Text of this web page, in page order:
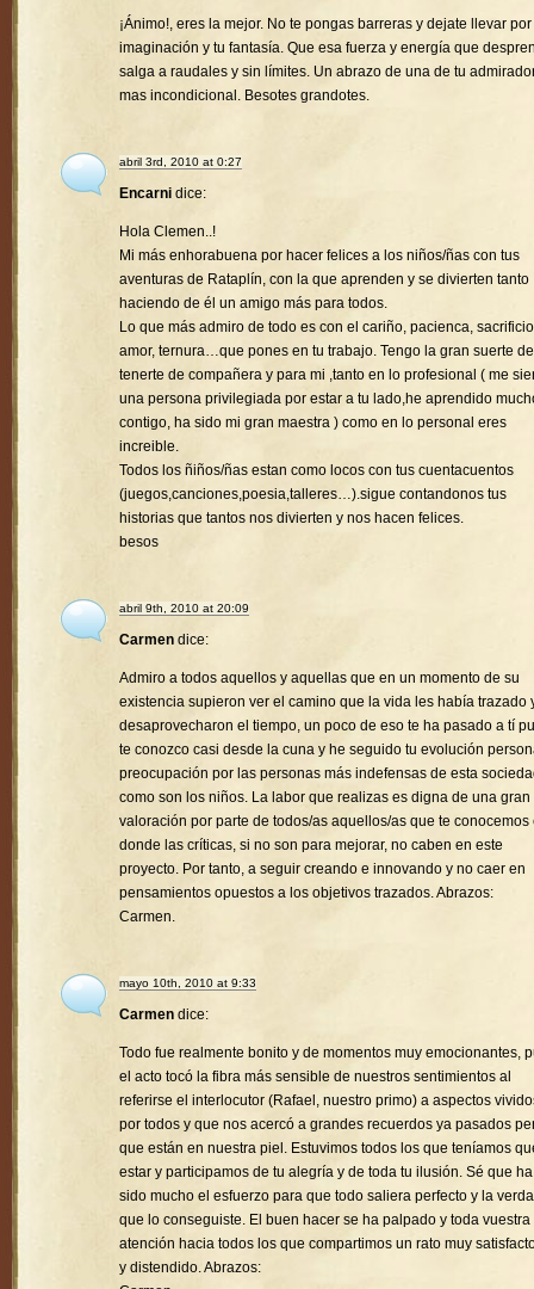
¡Ánimo!, eres la mejor. No te pongas barreras y dejate llevar por
imaginación y tu fantasía. Que esa fuerza y energía que
salga a raudales y sin límites. Un abrazo de una de tu
mas incondicional. Besotes grandotes.
abril 3rd, 2010 at 0:27
Encarni dice:
Hola Clemen..!
Mi más enhorabuena por hacer felices a los niños/ñas con tus
aventuras de Rataplín, con la que aprenden y se divierten tanto
haciendo de él un amigo más para todos.
Lo que más admiro de todo es con el cariño, pacienca,
amor, ternura…que pones en tu trabajo. Tengo la gran suerte de
tenerte de compañera y para mi ,tanto en lo profesional ( me
una persona privilegiada por estar a tu lado,he aprendido
contigo, ha sido mi gran maestra ) como en lo personal eres
increible.
Todos los ñiños/ñas estan como locos con tus cuentacuentos
(juegos,canciones,poesia,talleres…).sigue contandonos tus
historias que tantos nos divierten y nos hacen felices.
besos
abril 9th, 2010 at 20:09
Carmen dice:
Admiro a todos aquellos y aquellas que en un momento de su
existencia supieron ver el camino que la vida les había trazado
desaprovecharon el tiempo, un poco de eso te ha pasado a tí
te conozco casi desde la cuna y he seguido tu evolución
preocupación por las personas más indefensas de esta
como son los niños. La labor que realizas es digna de una gran
valoración por parte de todos/as aquellos/as que te conocemos
donde las críticas, si no son para mejorar, no caben en este
proyecto. Por tanto, a seguir creando e innovando y no caer en
pensamientos opuestos a los objetivos trazados. Abrazos:
Carmen.
mayo 10th, 2010 at 9:33
Carmen dice:
Todo fue realmente bonito y de momentos muy emocionantes,
el acto tocó la fibra más sensible de nuestros sentimientos al
referirse el interlocutor (Rafael, nuestro primo) a aspectos
por todos y que nos acercó a grandes recuerdos ya pasados
que están en nuestra piel. Estuvimos todos los que teníamos
estar y participamos de tu alegría y de toda tu ilusión. Sé que ha
sido mucho el esfuerzo para que todo saliera perfecto y la
que lo conseguiste. El buen hacer se ha palpado y toda vuestra
atención hacia todos los que compartimos un rato muy
y distendido. Abrazos: